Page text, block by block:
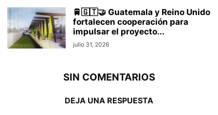
🚆🇬🇹🤝 Guatemala y Reino Unido
fortalecen cooperación para
impulsar el proyecto...
julio 31, 2026
SIN COMENTARIOS
DEJA UNA RESPUESTA